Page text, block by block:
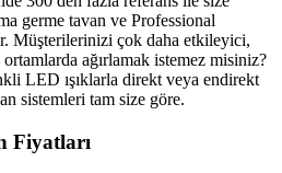
germe tavan ve Professional
Müşterilerinizi çok daha etkileyici,
ağırlamak istemez misiniz?
LED ışıklarla direkt veya endirekt
sistemleri tam size göre.
Fiyatları